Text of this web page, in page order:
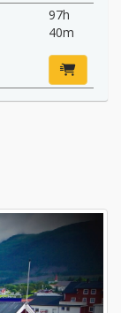
97h
40m